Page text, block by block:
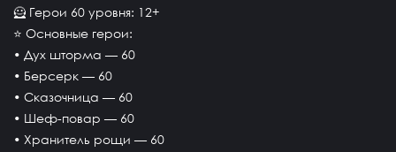
🦸 Герои 60 уровня: 12+
⭐ Основные герои:
• Дух шторма — 60
• Берсерк — 60
• Сказочница — 60
• Шеф-повар — 60
• Хранитель рощи — 60